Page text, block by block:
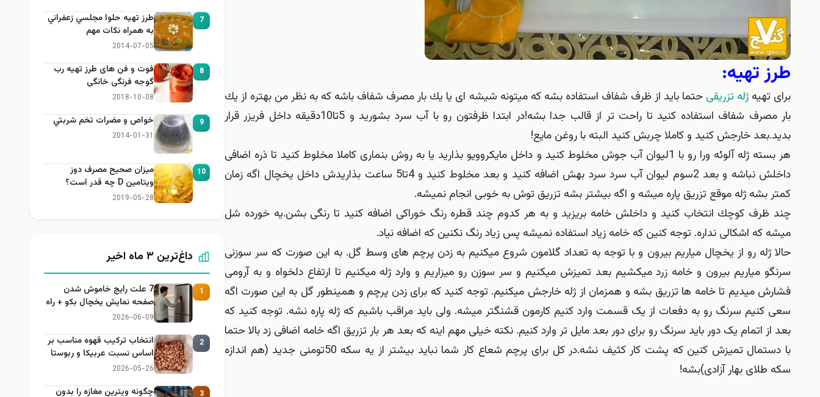
طرز تهیه:
برای تهیهژله تزریقی حتما باید از ظرف شفاف استفاده بشه كه میتونه شیشه ای یا یك بار مصرف شفاف باشه كه به نظر من بهتره از یك
بار مصرف شفاف استفاده كنید تا راحت تر از قالب جدا بشه!در ابتدا ظرفتون رو با آب سرد بشورید و 5تا10دقیقه داخل فریزر قرار
بدید.بعد خارجش كنید و كاملا چربش كنید البته با روغن مایع!
هر بسته ژله آلوئه ورا رو با 1لیوان آب جوش مخلوط كنید و داخل مایكروویو بذارید یا به روش بنماری كاملا مخلوط كنید تا ذره اضافی
داخلش نباشه و بعد 2سوم لیوان آب سرد سرد بهش اضافه كنید و بعد مخلوط كنید و 4تا5 ساعت بذاریدش داخل یخچال اگه زمان
کمتر بشه ژله موقع تزریق پاره میشه و اگه بیشتر بشه تزریق توش به خوبی انجام نمیشه.
چند ظرف كوچك انتخاب كنید و داخلش خامه بریزید و به هر كدوم چند قطره رنگ خوراكی اضافه كنید تا رنگی بشن.یه خورده شل
میشه که اشکالی نداره. توجه کنین که خامه زیاد استفاده نمیشه پس زیاد رنگ نکنین که اضافه نیاد.
حالا ژله رو از یخچال میاریم بیرون و با توجه به تعداد گلامون شروع میکنیم به زدن پرچم های وسط گل. به این صورت که سر سوزنی
سرنگو میاریم بیرون و خامه زرد میکشیم بعد تمیزش میکنیم و سر سوزن رو میزاریم و وارد ژله میکنیم تا ارتفاع دلخواه و به آرومی
فشارش میدیم تا خامه ها تزریق بشه و همزمان از ژله خارجش میکنیم. توجه کنید که برای زدن پرچم و همینطور گل به این صورت اگه
سعی کنیم سرنگ رو به دفعات از یک قسمت وارد کنیم کارمون قشنگتر میشه. ولی باید مراقب باشیم که ژله پاره نشه. توجه کنید که
بعد از اتمام یک دور باید سرنگ رو برای دور بعد مایل تر وارد کنیم. نکته خیلی مهم اینه که بعد هر بار تزریق اگه خامه اضافی زد بالا حتما
با دستمال تمیزش کنین که پشت کار کثیف نشه.در كل برای پرچم شعاع كار شما نباید بیشتر از یه سكه 50تومنی جدید (هم اندازه
سكه طلای بهار آزادی)بشه!
7
طرز تهيه حلوا مجلسي زعفراني
به همراه نكات مهم
2014-07-05
8
فوت و فن های طرز تهیه رب
گوجه فرنگی خانگی
2018-10-08
9 خواص و مضرات تخم شربتي
2014-01-31
10
میزان صحیح مصرف دوز
ویتامین D چه قدر است؟
2019-05-28
داغ‌ترین ۳ ماه اخیر
1
7 علت رایج خاموش شدن
صفحه نمایش یخچال بکو + راه
حل
2026-06-09
2
انتخاب ترکیب قهوه مناسب بر
اساس نسبت عربیکا و ربوستا
2026-05-26
3 چگونه ویترین مغازه را بدون